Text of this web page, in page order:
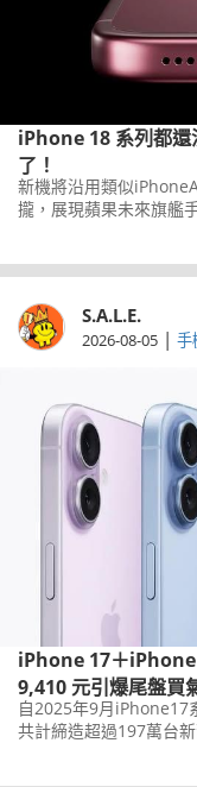
iPhone 18 系列都還
了！
新機將沿用類似
攏，展現蘋果未來旗艦
S.A.L.E.
2026-08-05 | 手
iPhone 17＋iPhone
9,410 元引爆尾盤買
自2025年9月iPhone17
共計締造超過197萬台